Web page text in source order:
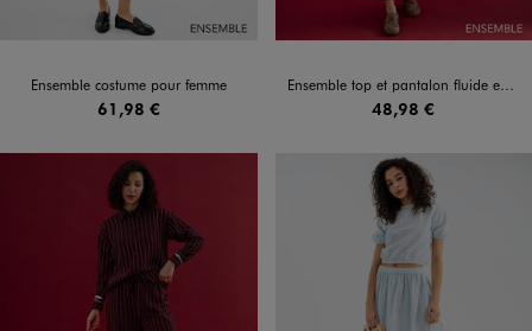
Ensemble costume pour femme
61,98 €
Ensemble top et pantalon fluide en maille extensible pour femme
48,98 €